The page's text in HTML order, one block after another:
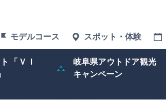
モデルコース スポット・体験
「ＶＩ
岐阜県アウトドア観光
キャンペーン